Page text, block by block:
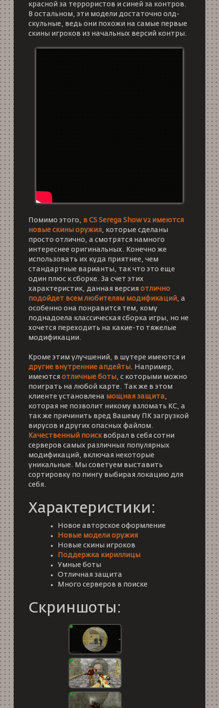
красной за террористов и синей за контров.
В остальном, эти модели достаточно олд-
скульные, ведь они похожи на самые первые
скины игроков из начальных версий контры.
Помимо этого, в CS Serega Show v2 имеются
новые скины оружия, которые сделаны
просто отлично, а смотрятся намного
интереснее оригинальных. Конечно же
использовать их куда приятнее, чем
стандартные варианты, так что это еще
один плюс к сборке. За счет этих
характеристик, данная версия отлично
подойдет всем любителям модификаций, а
особенно она понравится тем, кому
поднадоела классическая сборка игры, но не
хочется переходить на какие-то тяжелые
модификации.
Кроме этим улучшений, в шутере имеются и
другие внутренние апдейты. Например,
имеются отличные боты, с которыми можно
поиграть на любой карте. Так же в этом
клиенте установлена мощная защита,
которая не позволит никому взломать КС, а
так же причинить вред Вашему ПК загрузкой
вирусов и других опасных файлом.
Качественный поисквобрал в себя сотни
серверов самых различных популярных
модификаций, включая некоторые
уникальные. Мы советуем выставить
сортировку по пингу выбирая локацию для
себя.
Характеристики:
Новое авторское оформление
Новые модели оружия
Новые скины игроков
Поддержка кириллицы
Умные боты
Отличная защита
Много серверов в поиске
Скриншоты: